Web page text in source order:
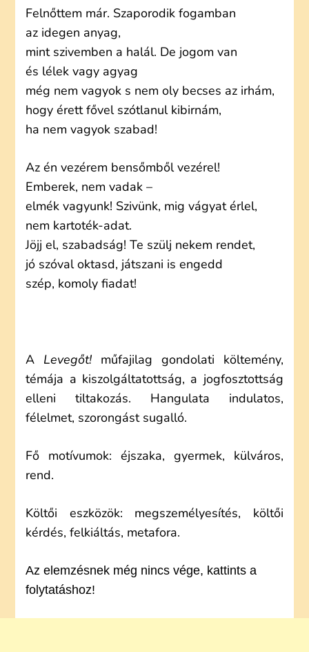
Felnőttem már. Szaporodik fogamban
az idegen anyag,
mint szivemben a halál. De jogom van
és lélek vagy agyag
még nem vagyok s nem oly becses az irhám,
hogy érett fővel szótlanul kibirnám,
ha nem vagyok szabad!
Az én vezérem bensőmből vezérel!
Emberek, nem vadak –
elmék vagyunk! Szivünk, mig vágyat érlel,
nem kartoték-adat.
Jöjj el, szabadság! Te szülj nekem rendet,
jó szóval oktasd, játszani is engedd
szép, komoly fiadat!
A Levegőt! műfajilag gondolati költemény,
témája a kiszolgáltatottság, a jogfosztottság
elleni tiltakozás. Hangulata indulatos,
félelmet, szorongást sugalló.
Fő motívumok: éjszaka, gyermek, külváros,
rend.
Költői eszközök: megszemélyesítés, költői
kérdés, felkiáltás, metafora.
Az elemzésnek még nincs vége, kattints a
folytatáshoz!